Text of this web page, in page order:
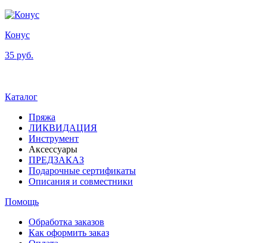
Конус
35 руб.
Каталог
Пряжа
ЛИКВИДАЦИЯ
Инструмент
Аксессуары
ПРЕДЗАКАЗ
Подарочные сертификаты
Описания и совместники
Помощь
Обработка заказов
Как оформить заказ